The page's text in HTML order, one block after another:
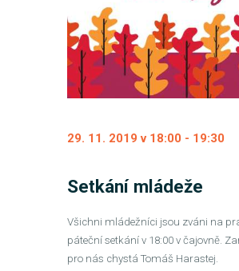
29. 11. 2019 v 18:00 - 19:30
Setkání mládeže
Všichni mládežníci jsou zváni na
páteční setkání v 18:00 v čajovně.
pro nás chystá Tomáš Harastej.